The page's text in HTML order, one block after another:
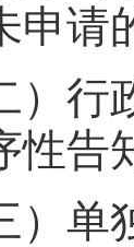
申请
政
性告
单独